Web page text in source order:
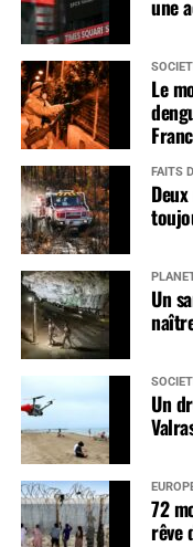
une
Le
FAITS
Un
Un
72
rêve